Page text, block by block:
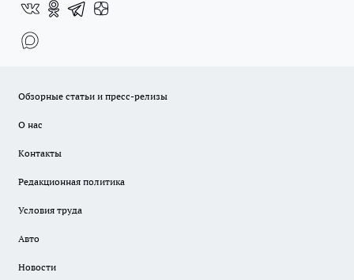
Обзорные статьи и пресс-релизы
О нас
Контакты
Редакционная политика
Условия труда
Авто
Новости